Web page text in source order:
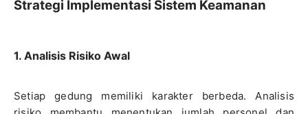
Strategi Implementasi Sistem Keamanan
1. Analisis Risiko Awal
Setiap gedung memiliki karakter berbeda. Analisis